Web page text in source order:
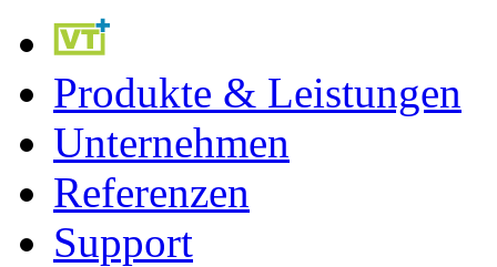
Produkte & Leistungen
Unternehmen
Referenzen
Support